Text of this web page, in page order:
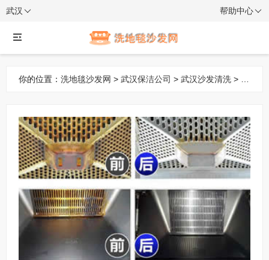
武汉 帮助中心
你的位置： 洗地毯沙发网 > 武汉保洁公司 > 武汉沙发清洗 > 全
打孔